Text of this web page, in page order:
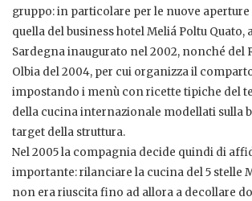
gruppo: in particolare per le nuove
quella del business hotel Meliá Poltu Quato,
Sardegna inaugurato nel 2002, nonché del
Olbia del 2004, per cui organizza il
impostando i menù con ricette tipiche del
della cucina internazionale modellati sulla
target della struttura.
Nel 2005 la compagnia decide quindi di
importante: rilanciare la cucina del 5 stelle
non era riuscita fino ad allora a decollare